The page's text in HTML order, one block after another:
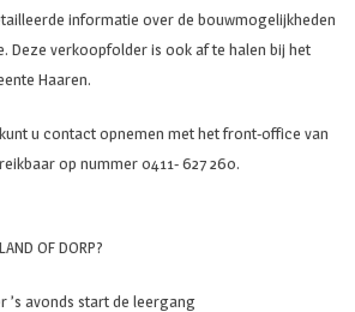
informatie over de bouwmogelijkheden
Deze verkoopfolder is ook af te halen bij het
Haaren.
u contact opnemen met het front-office van
op nummer 0411- 627 260.
OF DORP?
’s avonds start de leergang